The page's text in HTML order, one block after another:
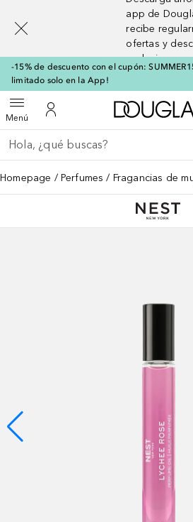
app de
recibe
ofertas y
exclusivos
-15% de descuento con el cupón:
limitado solo en la App!
MenúAbrir menúMi cuenta
Regresar
Ejecutar búsqueda
Homepage Perfumes Fragancias de
[navigation.slideout.screenreader]